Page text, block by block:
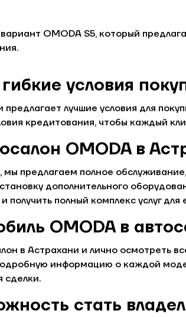
OMODA S5, который
условия
предлагает лучшие условия для
кредитования, чтобы каждый
OMODA в
мы предлагаем полное
дополнительного
получить полный комплекс услуг
OMODA в
в Астрахани и лично осмотреть
информацию о каждой
сделки.
стать